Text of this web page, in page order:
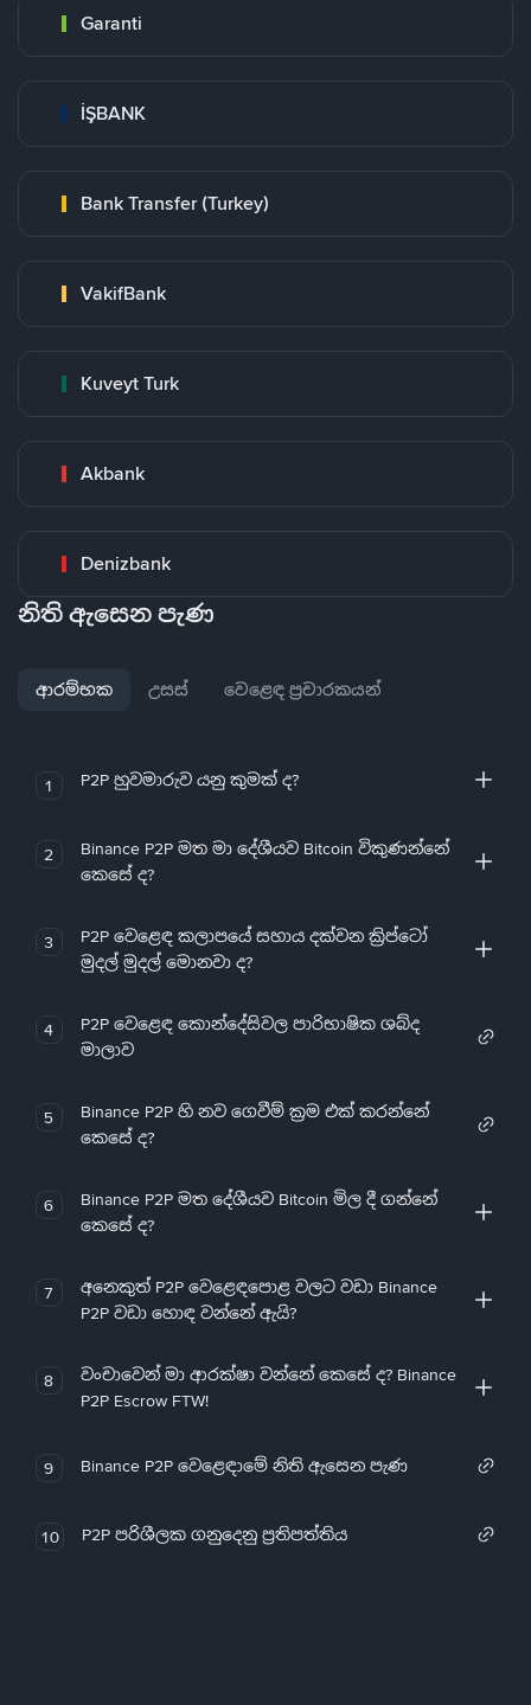
Garanti
İŞBANK
Bank Transfer (Turkey)
VakifBank
Kuveyt Turk
Akbank
Denizbank
නිති ඇසෙන පැණ
ආරම්භක උසස් වෙළෙඳ ප්‍රචාරකයන්
1 P2P හුවමාරුව යනු කුමක් ද?
2
Binance P2P මත මා දේශීයව Bitcoin විකුණන්නේ
කෙසේ ද?
3
P2P වෙළෙඳ කලාපයේ සහාය දක්වන ක්‍රිප්ටෝ
මුදල් මුදල් මොනවා ද?
4
P2P වෙළෙඳ කොන්දේසිවල පාරිභාෂික ශබ්ද
මාලාව
5
Binance P2P හි නව ගෙවීම් ක්‍රම එක් කරන්නේ
කෙසේ ද?
6
Binance P2P මත දේශීයව Bitcoin මිල දී ගන්නේ
කෙසේ ද?
7
අනෙකුත් P2P වෙළෙඳපොළ වලට වඩා Binance
P2P වඩා හොඳ වන්නේ ඇයි?
8
වංචාවෙන් මා ආරක්ෂා වන්නේ කෙසේ ද? Binance
P2P Escrow FTW!
9 Binance P2P වෙළෙඳාමේ නිති ඇසෙන පැණ
10 P2P පරිශීලක ගනුදෙනු ප්‍රතිපත්තිය